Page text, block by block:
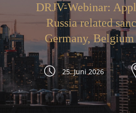
DRJV-Webinar:
Russia related
Germany,
25. Juni 2026